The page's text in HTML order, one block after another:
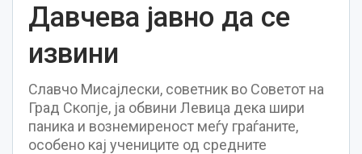
Давчева јавно да се
извини
Славчо Мисајлески, советник во Советот на
Град Скопје, ја обвини Левица дека шири
паника и вознемиреност меѓу граѓаните,
особено кај учениците од средните